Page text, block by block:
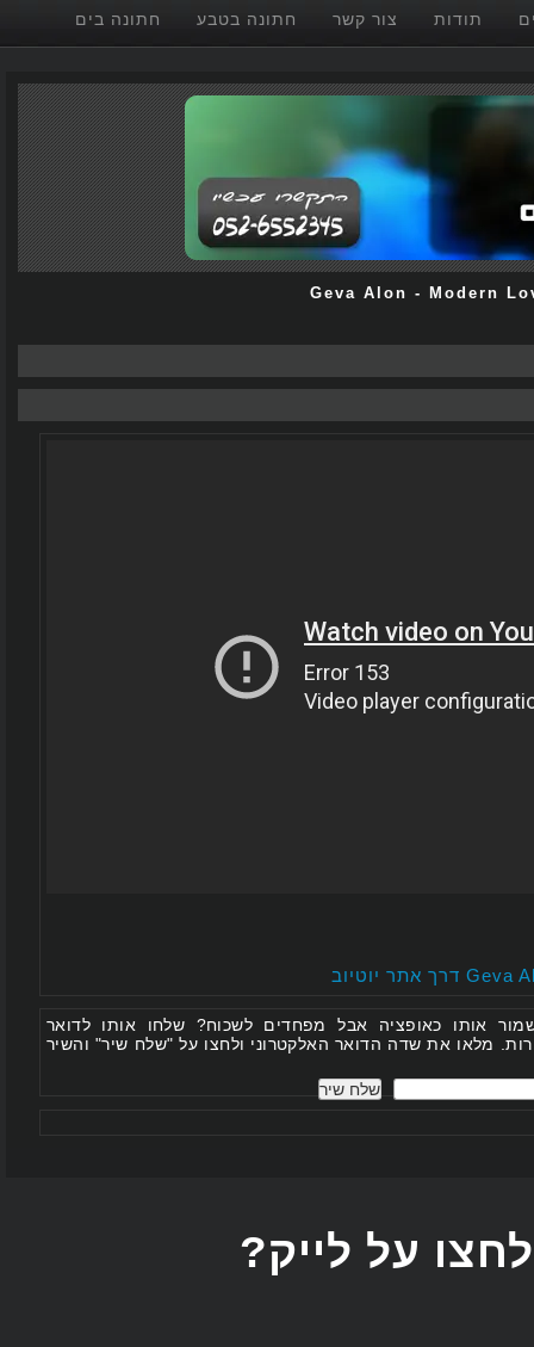
תודות צור קשר חתונה בטבע חתונה בים
Geva Alon-Modern
אותו כאופציה אבל מפחדים לשכוח? שלחו אותו לדואר
מלאו את שדה הדואר האלקטרוני ולחצו על "שלח שיר" והשיר
על לייק?